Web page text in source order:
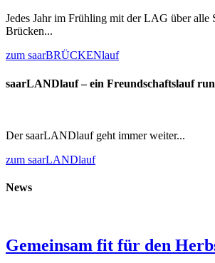
Jedes Jahr im Frühling mit der LAG über alle
Brücken...
zum saarBRÜCKENlauf
saarLANDlauf – ein Freundschaftslauf
Der saarLANDlauf geht immer weiter...
zum saarLANDlauf
News
Gemeinsam fit für den